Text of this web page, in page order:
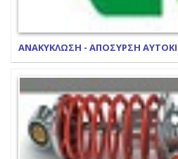
ΑΝΑΚΥΚΛΩΣΗ - ΑΠΟΣΥΡΣΗ